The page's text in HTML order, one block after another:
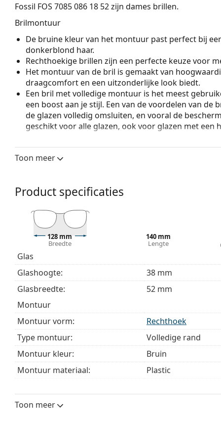
Fossil FOS 7085 086 18 52zijn dames brillen.
Brilmontuur
De bruine kleur van het montuur past perfect bij
donkerblond haar.
Rechthoekige brillen zijn een perfecte keuze voor
Het montuur van de bril is gemaakt van
draagcomfort en een uitzonderlijke look biedt.
Een bril met volledige montuur is het meest
een boost aan je stijl. Een van de voordelen van
de glazen volledig omsluiten, en vooral de
geschikt voor alle glazen, ook voor glazen met een
Wij leveren de brillen in een originele hoes. De
Bekijk het volledige assortiment
bij het kiezen.
Het is een medisch hulpmiddel. Lees de instructies
Toon meer
Product specificaties
128 mm
Breedte
140 mm
Lengte
Glas
Glashoogte:
38 mm
Glasbreedte:
52 mm
montuur
Montuur vorm:
Rechthoek
Type montuur:
Volledige rand
Montuur kleur:
Bruin
Montuur materiaal:
Plastic
Breedte:
Toon meer